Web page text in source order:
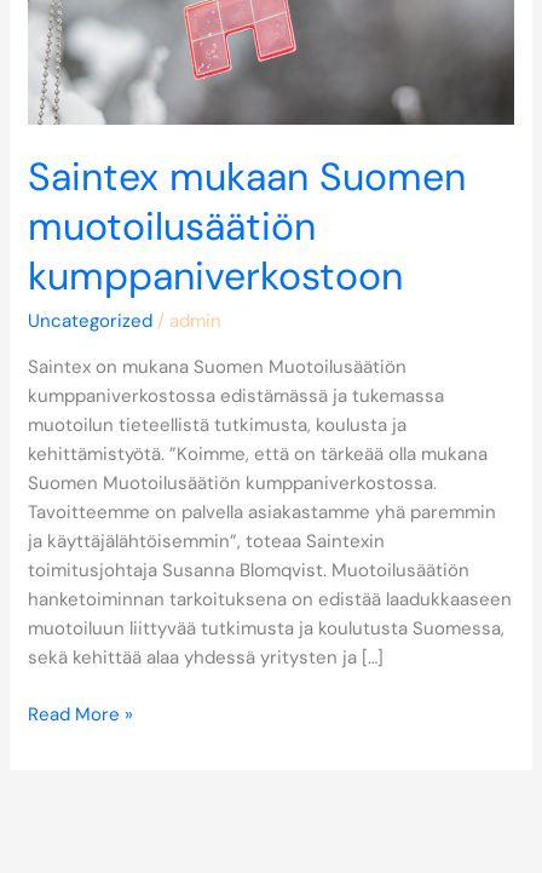
Saintex mukaan Suomen
muotoilusäätiön
kumppaniverkostoon
Uncategorized / admin
Saintex on mukana Suomen Muotoilusäätiön
kumppaniverkostossa edistämässä ja tukemassa
muotoilun tieteellistä tutkimusta, koulusta ja
kehittämistyötä. ”Koimme, että on tärkeää olla mukana
Suomen Muotoilusäätiön kumppaniverkostossa.
Tavoitteemme on palvella asiakastamme yhä paremmin
ja käyttäjälähtöisemmin”, toteaa Saintexin
toimitusjohtaja Susanna Blomqvist. Muotoilusäätiön
hanketoiminnan tarkoituksena on edistää laadukkaaseen
muotoiluun liittyvää tutkimusta ja koulutusta Suomessa,
sekä kehittää alaa yhdessä yritysten ja […]
Read More »